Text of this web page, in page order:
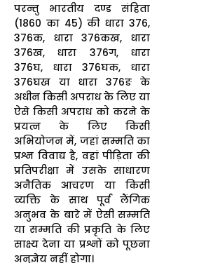
परन्तु भारतीय दण्ड संहिता
(1860 का 45) की धारा 376,
376क, धारा 376कख, धारा
376ख, धारा 376ग, धारा
376घ, धारा 376घक, धारा
376घख या धारा 376ङ के
अधीन किसी अपराध के लिए या
ऐसे किसी अपराध को करने के
प्रयत्न के लिए किसी
अभियोजन में, जहां सम्मति का
प्रश्न विवाद्य है, वहां पीड़िता की
प्रतिपरीक्षा में उसके साधारण
अनैतिक आचरण या किसी
व्यक्ति के साथ पूर्व लैंगिक
अनुभव के बारे में ऐसी सम्मति
या सम्मति की प्रकृति के लिए
साक्ष्य देना या प्रश्नों को पूछना
अनुज्ञेय नहीं होगा।